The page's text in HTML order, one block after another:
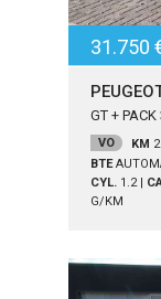
31.750
GT +
VO KM 2
BTE
CYL. 1.2|
G/KM